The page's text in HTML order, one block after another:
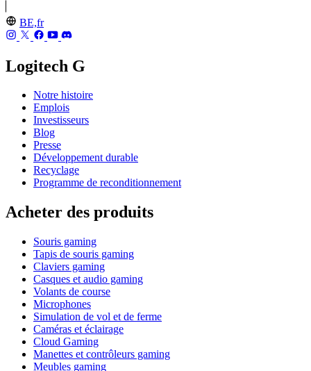
BE,fr
Logitech G
Notre histoire
Emplois
Investisseurs
Blog
Presse
Développement durable
Recyclage
Programme de reconditionnement
Acheter des produits
Souris gaming
Tapis de souris gaming
Claviers gaming
Casques et audio gaming
Volants de course
Microphones
Simulation de vol et de ferme
Caméras et éclairage
Cloud Gaming
Manettes et contrôleurs gaming
Meubles gaming